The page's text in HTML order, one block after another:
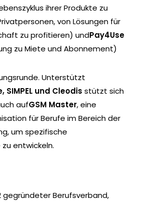
ihrer Produkte zu
von Lösungen für
zu profitieren) undPay4Use
zu Miete und Abonnement)
Unterstützt
SIMPEL und Cleodis stützt sich
aufGSM Master, eine
für Berufe im Bereich der
um spezifische
entwickeln.
gegründeter Berufsverband,